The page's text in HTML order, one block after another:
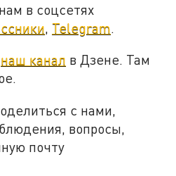
в соцсетях
, Telegram.
наш канал в Дзене. Там
с нами,
вопросы,
почту